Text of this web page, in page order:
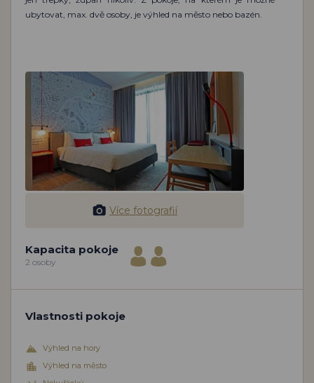
ubytovat, max. dvě osoby, je výhled na město nebo bazén.
Více fotografií
Kapacita pokoje
2 osoby
Vlastnosti pokoje
Výhled na hory
Výhled na město